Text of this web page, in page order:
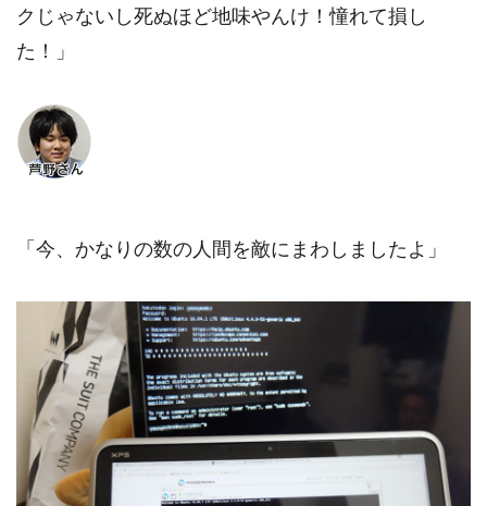
クじゃないし死ぬほど地味やんけ！憧れて損し
た！」
「今、かなりの数の人間を敵にまわしましたよ」